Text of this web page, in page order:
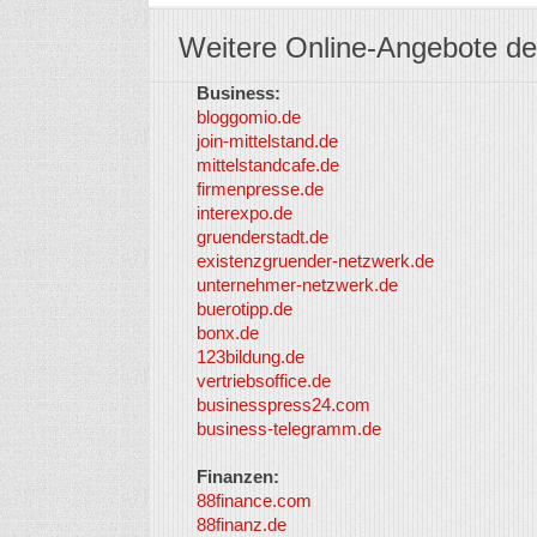
Weitere Online-Angebote
Business:
bloggomio.de
join-mittelstand.de
mittelstandcafe.de
firmenpresse.de
interexpo.de
gruenderstadt.de
existenzgruender-netzwerk.de
unternehmer-netzwerk.de
buerotipp.de
bonx.de
123bildung.de
vertriebsoffice.de
businesspress24.com
business-telegramm.de
Finanzen:
88finance.com
88finanz.de